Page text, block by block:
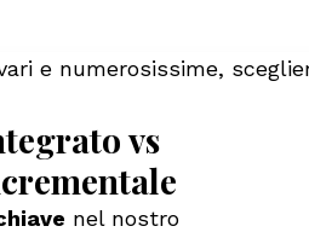
e numerosissime,
vs
nel nostro